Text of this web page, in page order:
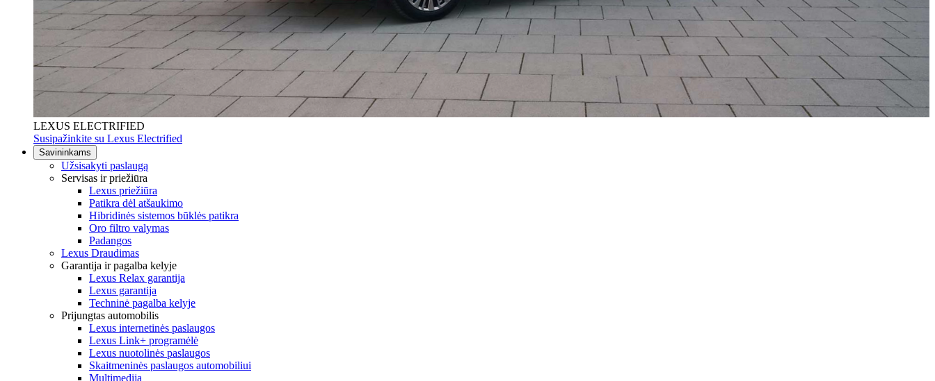
LEXUS ELECTRIFIED
Susipažinkite su Lexus Electrified
Savininkams
Užsisakyti paslaugą
Servisas ir priežiūra
Lexus priežiūra
Patikra dėl atšaukimo
Hibridinės sistemos būklės patikra
Oro filtro valymas
Padangos
Lexus Draudimas
Garantija ir pagalba kelyje
Lexus Relax garantija
Lexus garantija
Techninė pagalba kelyje
Prijungtas automobilis
Lexus internetinės paslaugos
Lexus Link+ programėlė
Lexus nuotolinės paslaugos
Skaitmeninės paslaugos automobiliui
Multimedija